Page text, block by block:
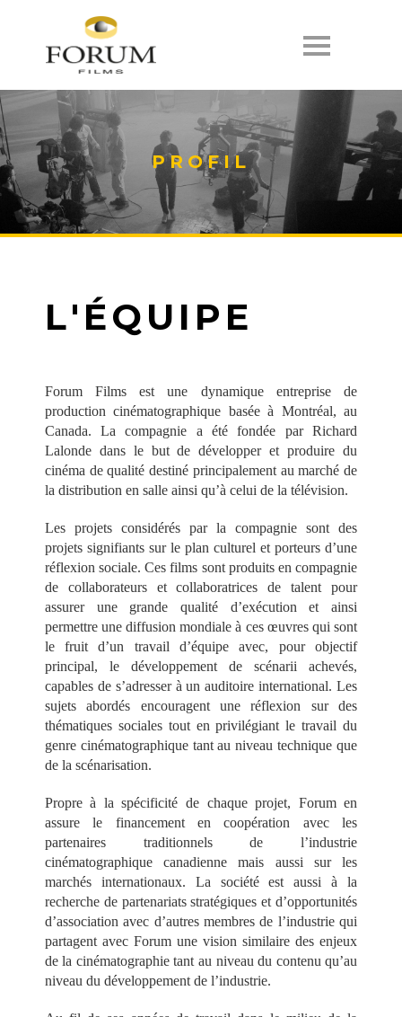
PRODUCTIONS
PROJETS
[PROFIL]
CONTACT
PROFIL
L'ÉQUIPE
Forum Films est une dynamique entreprise de
production cinématographique basée à Montréal, au
Canada. La compagnie a été fondée par Richard
Lalonde dans le but de développer et produire du
cinéma de qualité destiné principalement au marché de
la distribution en salle ainsi qu’à celui de la télévision.
Les projets considérés par la compagnie sont des
projets signifiants sur le plan culturel et porteurs d’une
réflexion sociale. Ces films sont produits en compagnie
de collaborateurs et collaboratrices de talent pour
assurer une grande qualité d’exécution et ainsi
permettre une diffusion mondiale à ces œuvres qui sont
le fruit d’un travail d’équipe avec, pour objectif
principal, le développement de scénarii achevés,
capables de s’adresser à un auditoire international. Les
sujets abordés encouragent une réflexion sur des
thématiques sociales tout en privilégiant le travail du
genre cinématographique tant au niveau technique que
de la scénarisation.
Propre à la spécificité de chaque projet, Forum en
assure le financement en coopération avec les
partenaires traditionnels de l’industrie
cinématographique canadienne mais aussi sur les
marchés internationaux. La société est aussi à la
recherche de partenariats stratégiques et d’opportunités
d’association avec d’autres membres de l’industrie qui
partagent avec Forum une vision similaire des enjeux
de la cinématographie tant au niveau du contenu qu’au
niveau du développement de l’industrie.